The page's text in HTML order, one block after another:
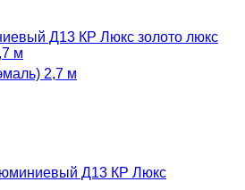
Д13 КР Люкс золото люкс
м